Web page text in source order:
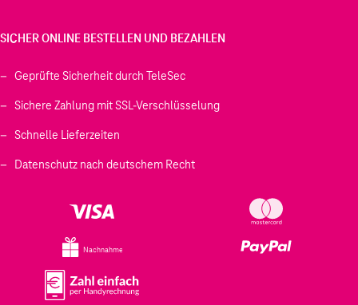
SICHER ONLINE BESTELLEN UND BEZAHLEN
Geprüfte Sicherheit durch TeleSec
Sichere Zahlung mit SSL-Verschlüsselung
Schnelle Lieferzeiten
Datenschutz nach deutschem Recht
Nachnahme